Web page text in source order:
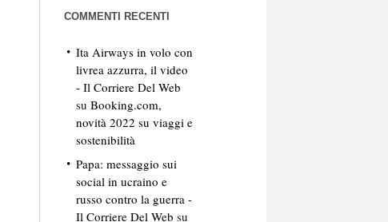
COMMENTI RECENTI
Ita Airways in volo con
livrea azzurra, il video
- Il Corriere Del Web
su Booking.com,
novità 2022 su viaggi e
sostenibilità
Papa: messaggio sui
social in ucraino e
russo contro la guerra -
Il Corriere Del Web su